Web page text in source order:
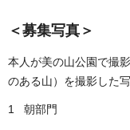
＜募集写真＞
本人が美の山公園で撮
のある山）を撮影した
1 朝部門